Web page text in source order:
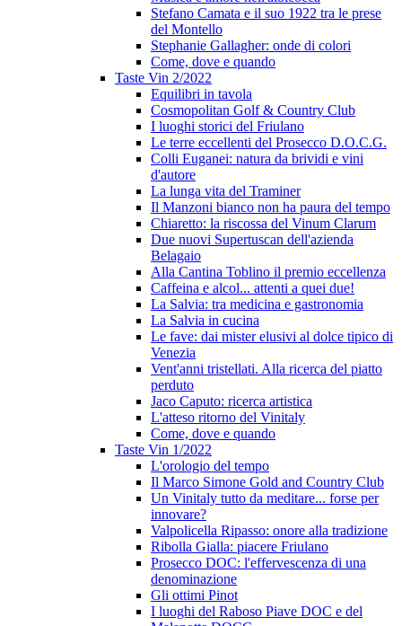
Stefano Camata e il suo 1922 tra le prese
del Montello
Stephanie Gallagher: onde di colori
Come, dove e quando
Taste Vin 2/2022
Equilibri in tavola
Cosmopolitan Golf & Country Club
I luoghi storici del Friulano
Le terre eccellenti del Prosecco D.O.C.G.
Colli Euganei: natura da brividi e vini
d'autore
La lunga vita del Traminer
Il Manzoni bianco non ha paura del tempo
Chiaretto: la riscossa del Vinum Clarum
Due nuovi Supertuscan dell'azienda
Belagaio
Alla Cantina Toblino il premio eccellenza
Caffeina e alcol... attenti a quei due!
La Salvia: tra medicina e gastronomia
La Salvia in cucina
Le fave: dai mister elusivi al dolce tipico di
Venezia
Vent'anni tristellati. Alla ricerca del piatto
perduto
Jaco Caputo: ricerca artistica
L'atteso ritorno del Vinitaly
Come, dove e quando
Taste Vin 1/2022
L'orologio del tempo
Il Marco Simone Gold and Country Club
Un Vinitaly tutto da meditare... forse per
innovare?
Valpolicella Ripasso: onore alla tradizione
Ribolla Gialla: piacere Friulano
Prosecco DOC: l'effervescenza di una
denominazione
Gli ottimi Pinot
I luoghi del Raboso Piave DOC e del